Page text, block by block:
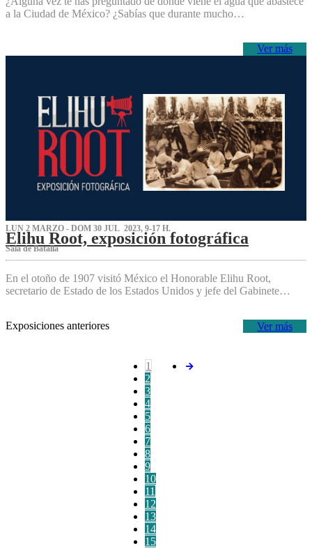
a la Ciudad de México? ¿Sabías que durante mucho…
Ver más
LUN 2 MARZO - DOM 30 JUL 2023, 9-17 H.
Elihu Root, exposición fotográfica
Sala de Batalla
En el otoño de 1907 visitó México el Honorable Elihu Root,
secretario de Estado de los Estados Unidos y jefe del Gabinete…
Ver más
Exposiciones anteriores
1
2
3
4
5
6
7
8
9
10
11
12
13
14
15